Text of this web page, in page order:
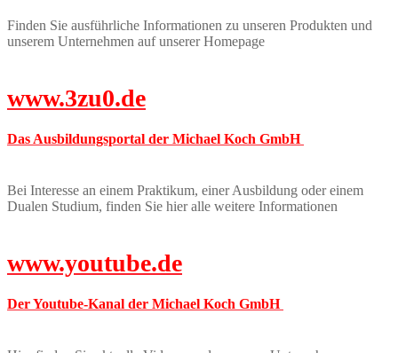
Finden Sie ausführliche Informationen zu unseren Produkten und
unserem Unternehmen auf unserer Homepage
www.3zu0.de
Das Ausbildungsportal der Michael Koch GmbH
Bei Interesse an einem Praktikum, einer Ausbildung oder einem
Dualen Studium, finden Sie hier alle weitere Informationen
www.youtube.de
Der Youtube-Kanal der Michael Koch GmbH